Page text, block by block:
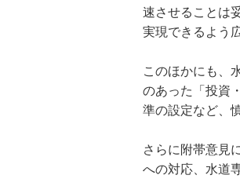
速させることは
実現できるよう
このほかにも、
のあった「投資
準の設定など、
さらに附帯意見
への対応、水道